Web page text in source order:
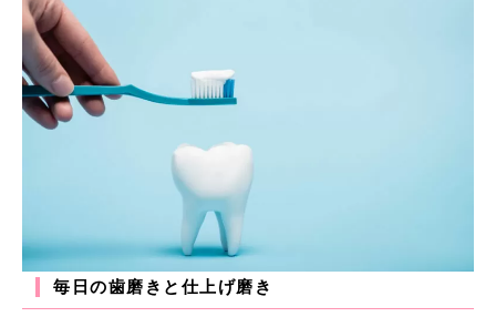
毎日の歯磨きと仕上げ磨き